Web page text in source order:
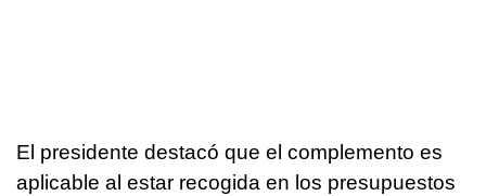
El presidente destacó que el complemento es
aplicable al estar recogida en los presupuestos